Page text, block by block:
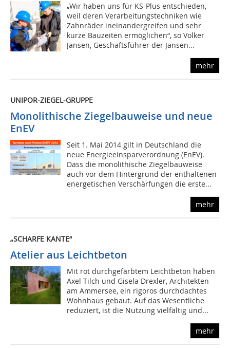
„Wir haben uns für KS-Plus entschieden,
weil deren Verarbeitungstechniken wie
Zahnräder ineinandergreifen und sehr
kurze Bauzeiten ermöglichen“, so Volker
Jansen, Geschäftsführer der Jansen...
mehr
UNIPOR-ZIEGEL-GRUPPE
Monolithische Ziegelbauweise und neue
EnEV
Seit 1. Mai 2014 gilt in Deutschland die
neue Energieeinsparverordnung (EnEV).
Dass die monolithische Ziegelbauweise
auch vor dem Hintergrund der enthaltenen
energetischen Verschärfungen die erste...
mehr
„SCHARFE KANTE“
Atelier aus Leichtbeton
Mit rot durchgefärbtem Leichtbeton haben
Axel Tilch und Gisela Drexler, Architekten
am Ammersee, ein rigoros durchdachtes
Wohnhaus gebaut. Auf das Wesentliche
reduziert, ist die Nutzung vielfältig und...
mehr